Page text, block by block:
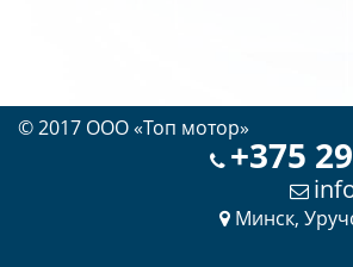
© 2017 OOO «Топ мотор»
+375
Минск,